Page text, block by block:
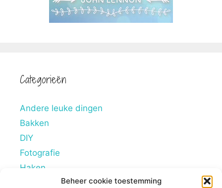
Beheer cookie toestemming
Categorieën
Andere leuke dingen
Bakken
DIY
Fotografie
Haken